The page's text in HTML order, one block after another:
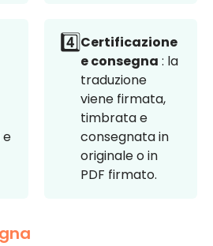
e
4️⃣Certificazione
e consegna : la
traduzione
viene firmata,
timbrata e
consegnata in
originale o in
PDF firmato.